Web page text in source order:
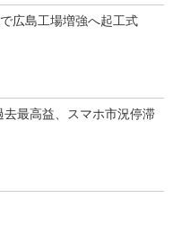
広島工場増強へ起工式
去最高益、スマホ市況停滞